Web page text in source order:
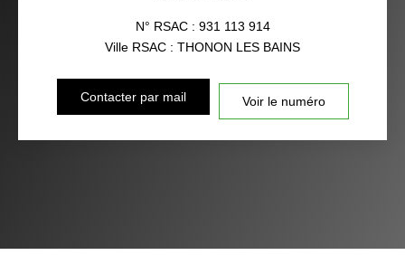
N° RSAC : 931 113 914
Ville RSAC : THONON LES BAINS
Contacter par mail Voir le numéro